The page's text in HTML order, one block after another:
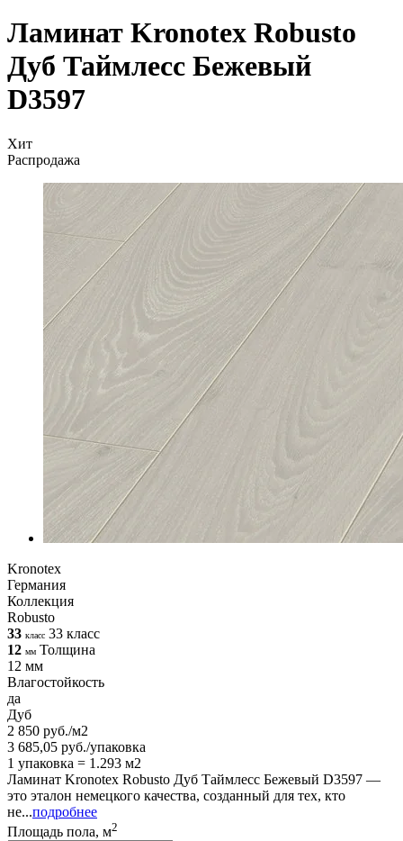
Ламинат Kronotex Robusto
Дуб Таймлесс Бежевый
D3597
Хит
Распродажа
Kronotex
Германия
Коллекция
Robusto
33 класс 33 класс
12 мм Толщина
12 мм
Влагостойкость
да
Дуб
2 850 руб./м2
3 685,05 руб./упаковка
1 упаковка = 1.293 м2
Ламинат Kronotex Robusto Дуб Таймлесс Бежевый D3597 —
это эталон немецкого качества, созданный для тех, кто
не...подробнее
Площадь пола, м2